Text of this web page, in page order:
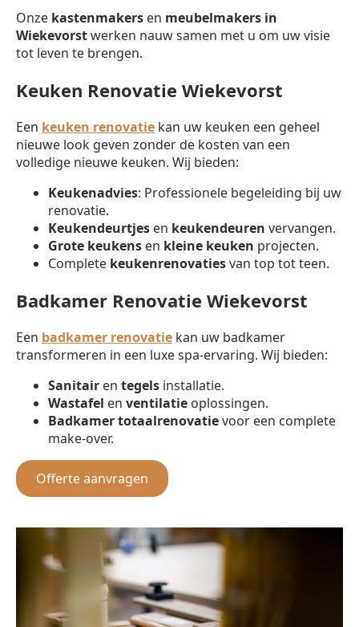
Onze kastenmakers en meubelmakers in
Wiekevorstwerken nauw samen met u om uw visie
tot leven te brengen.
Keuken Renovatie Wiekevorst
Een keuken renovatie kan uw keuken een geheel
nieuwe look geven zonder de kosten van een
volledige nieuwe keuken. Wij bieden:
Keukenadvies: Professionele begeleiding bij uw
renovatie.
Keukendeurtjes en keukendeuren vervangen.
Grote keukens en kleine keuken projecten.
Complete keukenrenovatiesvan top tot teen.
Badkamer Renovatie Wiekevorst
Een badkamer renovatie kan uw badkamer
transformeren in een luxe spa-ervaring. Wij bieden:
Sanitair en tegels installatie.
Wastafel en ventilatie oplossingen.
Badkamer totaalrenovatievoor een complete
make-over.
Offerte aanvragen